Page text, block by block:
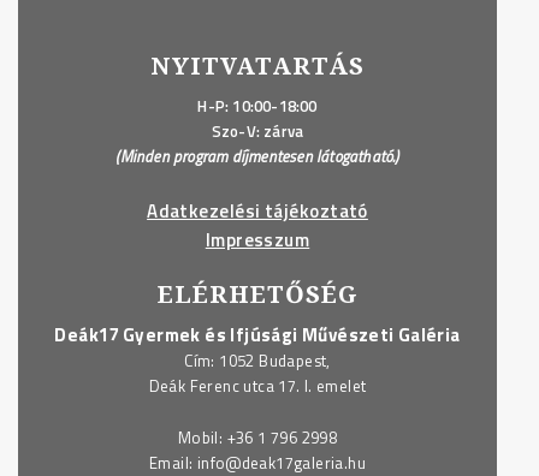
NYITVATARTÁS
H-P: 10:00-18:00
Szo-V: zárva
(Minden program díjmentesen látogatható.)
Adatkezelési tájékoztató
Impresszum
ELÉRHETŐSÉG
Deák17 Gyermek és Ifjúsági Művészeti Galéria
Cím: 1052 Budapest,
Deák Ferenc utca 17. I. emelet
Mobil: +36 1 796 2998
Email: info@deak17galeria.hu